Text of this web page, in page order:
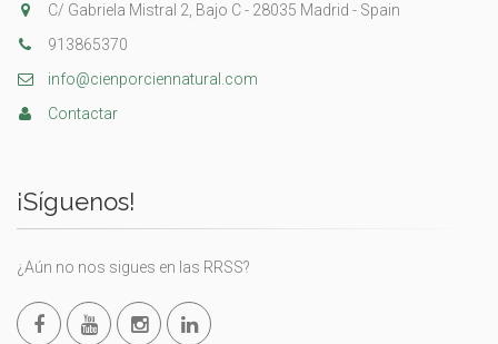
C/ Gabriela Mistral 2, Bajo C - 28035 Madrid - Spain
913865370
info@cienporciennatural.com
Contactar
¡Síguenos!
¿Aún no nos sigues en las RRSS?